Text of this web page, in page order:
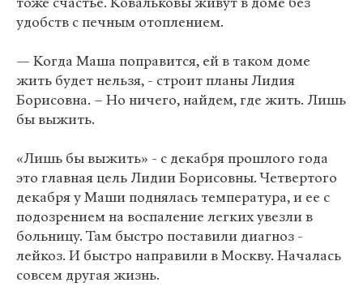
удобств с печным отоплением.
— Когда Маша поправится, ей в таком доме
жить будет нельзя, - строит планы Лидия
Борисовна. – Но ничего, найдем, где жить. Лишь
бы выжить.
«Лишь бы выжить» - с декабря прошлого года
это главная цель Лидии Борисовны. Четвертого
декабря у Маши поднялась температура, и ее с
подозрением на воспаление легких увезли в
больницу. Там быстро поставили диагноз -
лейкоз. И быстро направили в Москву. Началась
совсем другая жизнь.